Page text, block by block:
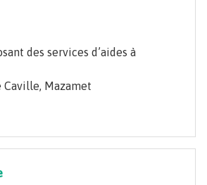
des services d’aides à
Caville, Mazamet